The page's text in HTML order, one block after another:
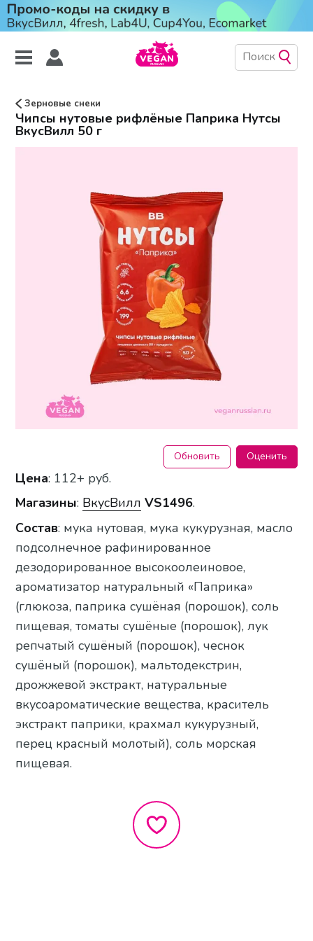
Зерновые снеки
Чипсы нутовые рифлёные Паприка Нутсы
ВкусВилл 50 г
Обновить Оценить
Цена: 112+ руб.
Магазины: ВкусВилл VS1496.
Состав: мука нутовая, мука кукурузная, масло
подсолнечное рафинированное
дезодорированное высокоолеиновое,
ароматизатор натуральный «Паприка»
(глюкоза, паприка сушёная (порошок), соль
пищевая, томаты сушёные (порошок), лук
репчатый сушёный (порошок), чеснок
сушёный (порошок), мальтодекстрин,
дрожжевой экстракт, натуральные
вкусоароматические вещества, краситель
экстракт паприки, крахмал кукурузный,
перец красный молотый), соль морская
пищевая.